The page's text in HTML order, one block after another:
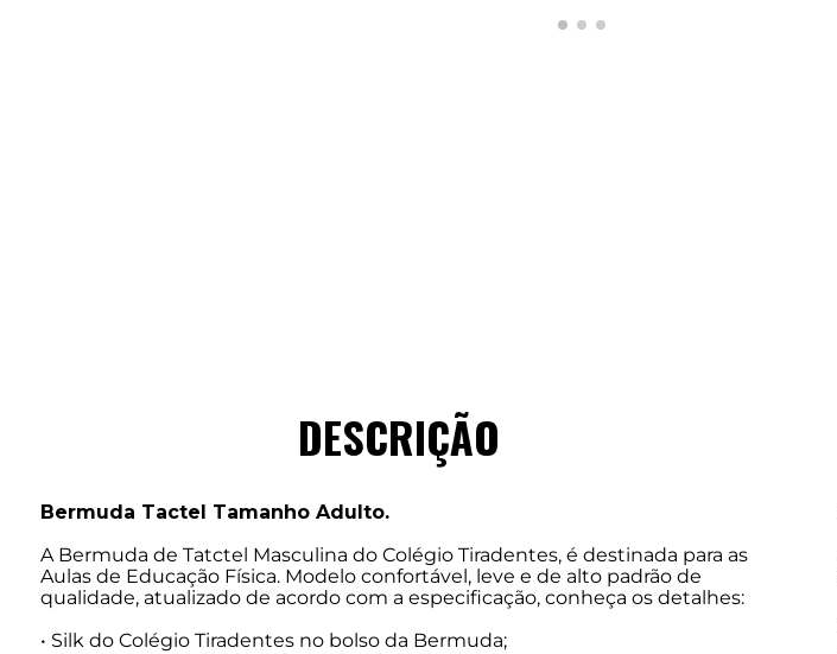
DESCRIÇÃO
Bermuda Tactel Tamanho Adulto.
A Bermuda de Tatctel Masculina do Colégio Tiradentes, é destinada para as
Aulas de Educação Física. Modelo confortável, leve e de alto padrão de
qualidade, atualizado de acordo com a especificação, conheça os detalhes:
• Silk do Colégio Tiradentes no bolso da Bermuda;